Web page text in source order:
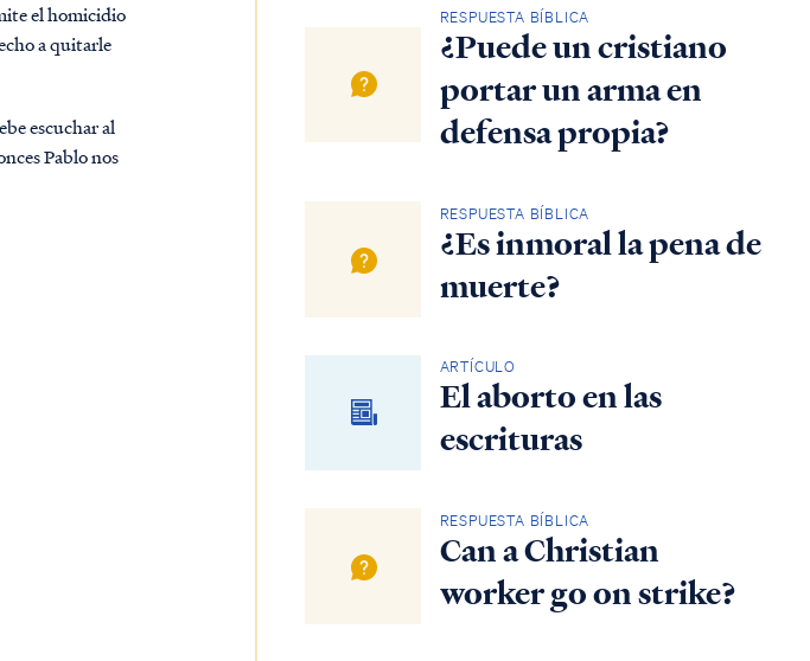
el homicidio
a quitarle
escuchar al
Pablo nos
RESPUESTA BÍBLICA
¿Puede un cristiano
portar un arma en
defensa propia?
RESPUESTA BÍBLICA
¿Es inmoral la pena de
muerte?
ARTÍCULO
El aborto en las
escrituras
RESPUESTA BÍBLICA
Can a Christian
worker go on strike?